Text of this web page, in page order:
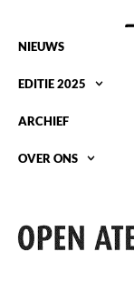
NIEUWS
EDITIE 2025
ARCHIEF
OVER ONS